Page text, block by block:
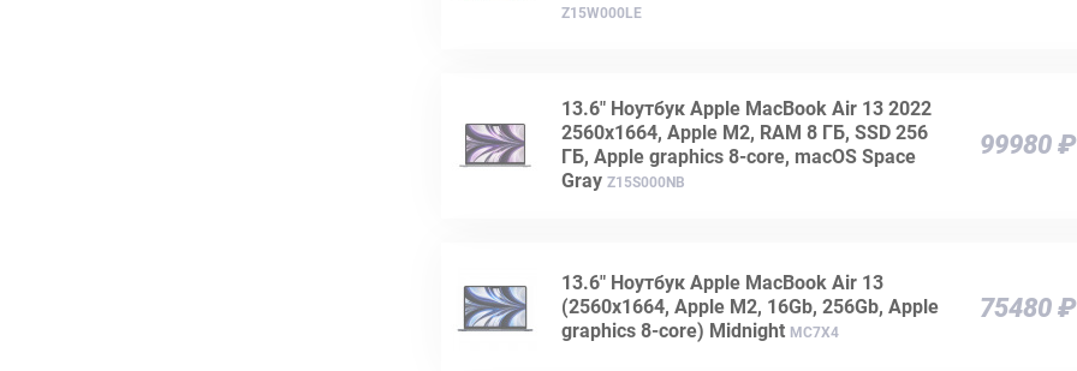
Z15W000LE
13.6" Ноутбук Apple MacBook Air 13 2022
2560x1664, Apple M2, RAM 8 ГБ, SSD 256
ГБ, Apple graphics 8-core, macOS Space
Gray Z15S000NB
99980 ₽
13.6" Ноутбук Apple MacBook Air 13
(2560x1664, Apple M2, 16Gb, 256Gb, Apple
graphics 8-core) Midnight MC7X4
75480 ₽